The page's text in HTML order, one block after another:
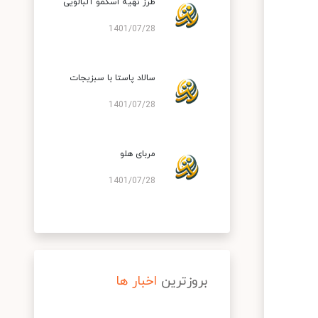
1401/07/28
سالاد پاستا با سبزیجات
1401/07/28
مربای هلو
1401/07/28
بروزترین اخبار ها